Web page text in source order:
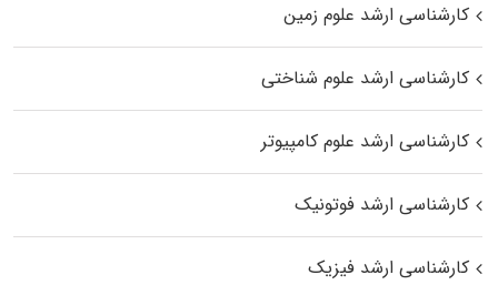
کارشناسی ارشد علوم زمین
کارشناسی ارشد علوم شناختی
کارشناسی ارشد علوم کامپیوتر
کارشناسی ارشد فوتونیک
کارشناسی ارشد فیزیک